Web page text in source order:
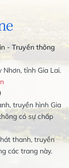
- Truyền thông
tỉnh Gia Lai.
truyền hình Gia
có sự chấp
thanh, truyền
các trang này.